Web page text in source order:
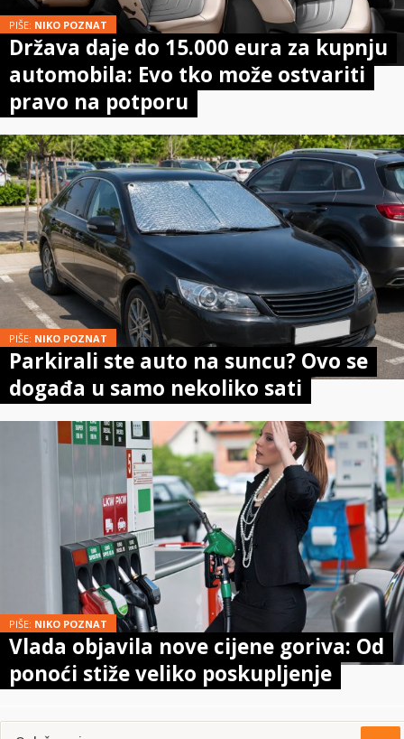
PIŠE: NIKO POZNAT
Država daje do 15.000 eura za kupnju
automobila: Evo tko može ostvariti
pravo na potporu
PIŠE: NIKO POZNAT
Parkirali ste auto na suncu? Ovo se
događa u samo nekoliko sati
PIŠE: NIKO POZNAT
Vlada objavila nove cijene goriva: Od
ponoći stiže veliko poskupljenje